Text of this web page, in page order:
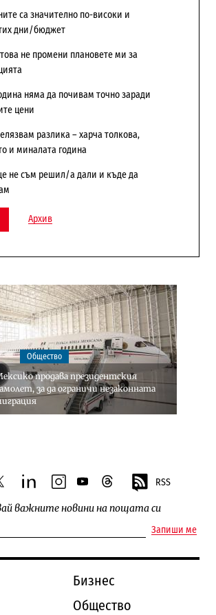
са значително по-високи и
дни/бюджет
не промени плановете ми за
няма да почивам точно заради
цени
разлика – харча толкова,
и миналата година
не съм решил/а дали и къде да
Архив
новина
Общество
продава президентския
за да ограничи незаконната
linkedininstagram
youtubethreads RSS
важните новини на пощата си
Запиши ме
Бизнес
Общество